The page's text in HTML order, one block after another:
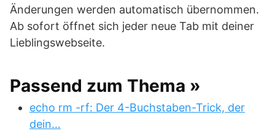
Änderungen werden automatisch übernommen.
Ab sofort öffnet sich jeder neue Tab mit deiner
Lieblingswebseite.
Passend zum Thema »
echo rm -rf: Der 4-Buchstaben-Trick, der
dein…